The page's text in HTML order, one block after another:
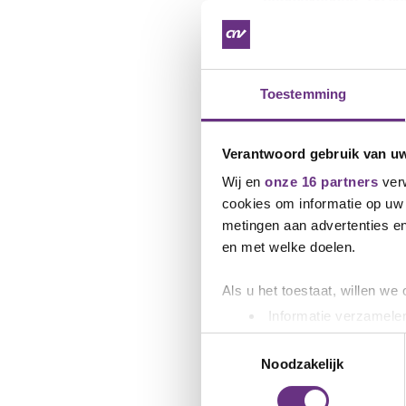
Toestemming
Verantwoord gebruik van
Wij en onze 16 partners
cookies om informatie op
metingen aan advertenties
en met welke doelen.
Als u het toestaat, willen we
Informatie
Uw apparaat
Lees meer over hoe uw
toestemming op elk
Noodzakelijk
Donderdag 26
Dinsdag 10 maart,
nog)
Dinsdag 10 maart,
verdere informatie
Dinsdag 10 maart,
Op maandag 9
Het zullen
bezoeken, maar